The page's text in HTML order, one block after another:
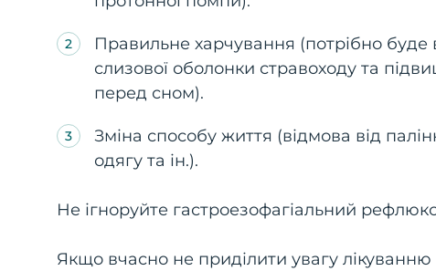
Правильне харчування (потрібно
слизової оболонки стравоходу та
перед сном).
Зміна способу життя (відмова від
одягу та ін.).
Не ігноруйте гастроезофагіальний
Якщо вчасно не приділити увагу